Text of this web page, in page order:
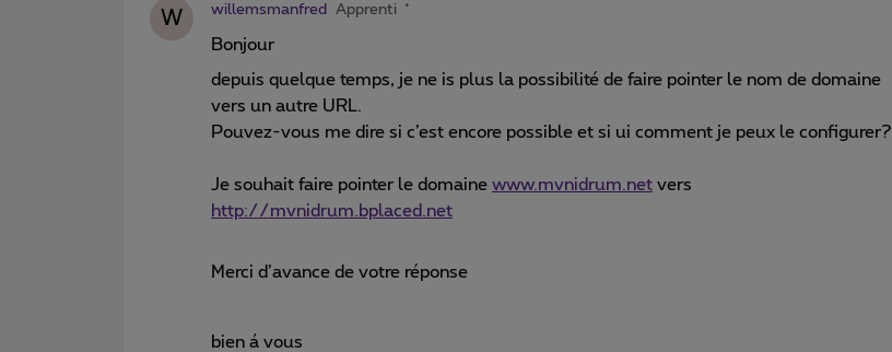
W willemsmanfred Apprenti
Bonjour
depuis quelque temps, je ne is plus la possibilité de faire pointer le nom de domaine
vers un autre URL.
Pouvez-vous me dire si c’est encore possible et si ui comment je peux le configurer?
Je souhait faire pointer le domaine www.mvnidrum.net vers
http://mvnidrum.bplaced.net
Merci d’avance de votre réponse
bien á vous